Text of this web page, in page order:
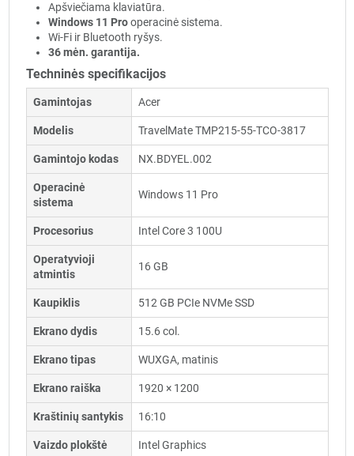
Apšviečiama klaviatūra.
Windows 11 Prooperacinė sistema.
Wi-Fi ir Bluetooth ryšys.
36 mėn. garantija.
Techninės specifikacijos
Gamintojas Acer
Modelis TravelMate TMP215-55-TCO-3817
Gamintojo kodas NX.BDYEL.002
Operacinė
sistema
Windows 11 Pro
Procesorius Intel Core 3 100U
Operatyvioji
atmintis
16 GB
Kaupiklis 512 GB PCIe NVMe SSD
Ekrano dydis 15.6 col.
Ekrano tipas WUXGA, matinis
Ekrano raiška 1920 × 1200
Kraštinių santykis 16:10
Vaizdo plokštė Intel Graphics